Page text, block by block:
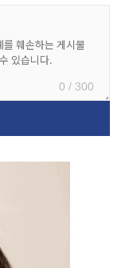
0 / 300